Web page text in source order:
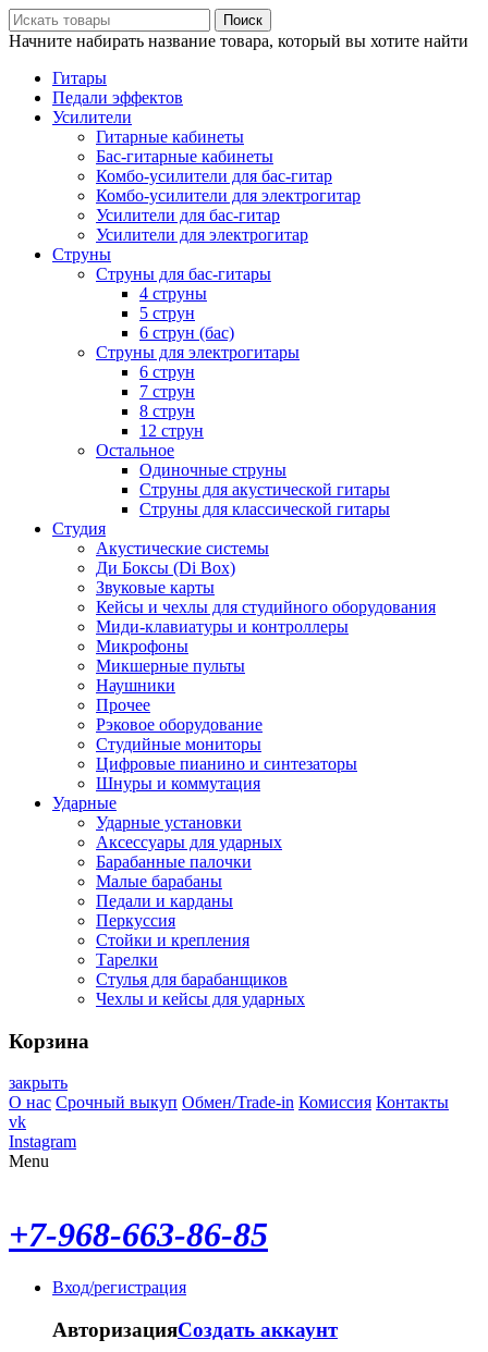
Поиск
Начните набирать название товара, который вы хотите найти
Гитары
Педали эффектов
Усилители
Гитарные кабинеты
Бас-гитарные кабинеты
Комбо-усилители для бас-гитар
Комбо-усилители для электрогитар
Усилители для бас-гитар
Усилители для электрогитар
Струны
Струны для бас-гитары
4 струны
5 струн
6 струн (бас)
Струны для электрогитары
6 струн
7 струн
8 струн
12 струн
Остальное
Одиночные струны
Струны для акустической гитары
Струны для классической гитары
Студия
Акустические системы
Ди Боксы (Di Box)
Звуковые карты
Кейсы и чехлы для студийного оборудования
Миди-клавиатуры и контроллеры
Микрофоны
Микшерные пульты
Наушники
Прочее
Рэковое оборудование
Студийные мониторы
Цифровые пианино и синтезаторы
Шнуры и коммутация
Ударные
Ударные установки
Аксессуары для ударных
Барабанные палочки
Малые барабаны
Педали и карданы
Перкуссия
Стойки и крепления
Тарелки
Стулья для барабанщиков
Чехлы и кейсы для ударных
Корзина
закрыть
О нас Срочный выкуп Обмен/Trade-in Комиссия Контакты
vk
Instagram
Menu
+7-968-663-86-85
Вход/регистрация
АвторизацияСоздать аккаунт